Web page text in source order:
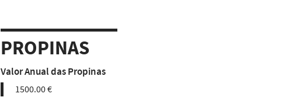
PROPINAS
Valor Anual das Propinas
1500.00 €